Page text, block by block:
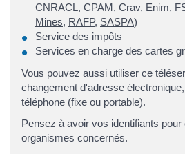
CNRACL, CPAM, Crav, Enim,
Mines, RAFP, SASPA)
Service des impôts
Services en charge des cartes
Vous pouvez aussi utiliser ce
changement d'adresse
téléphone (fixe ou portable).
Pensez à avoir vos identifiants pour
organismes concernés.